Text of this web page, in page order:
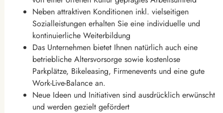
Neben attraktiven Konditionen inkl. vielseitigen
Sozialleistungen erhalten Sie eine individuelle und
kontinuierliche Weiterbildung
Das Unternehmen bietet Ihnen natürlich auch eine
betriebliche Altersvorsorge sowie kostenlose
Parkplätze, Bikeleasing, Firmenevents und eine gute
Work-Live-Balance an.
Neue Ideen und Initiativen sind ausdrücklich erwünscht
und werden gezielt gefördert